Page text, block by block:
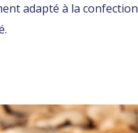
adapté à la confection